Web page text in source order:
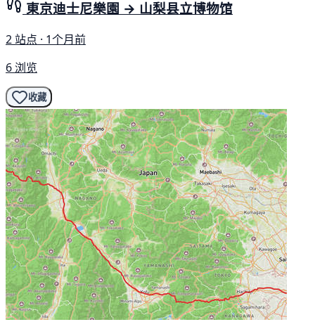
東京迪士尼樂園 → 山梨县立博物馆
2 站点 · 1个月前
6 浏览
收藏